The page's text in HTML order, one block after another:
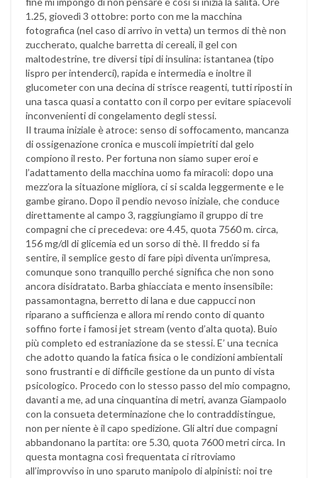
1.25, giovedì 3 ottobre: porto con me la macchina
fotografica (nel caso di arrivo in vetta) un termos di thè non
zuccherato, qualche barretta di cereali, il gel con
maltodestrine, tre diversi tipi di insulina: istantanea (tipo
lispro per intenderci), rapida e intermedia e inoltre il
glucometer con una decina di strisce reagenti, tutti riposti in
una tasca quasi a contatto con il corpo per evitare spiacevoli
inconvenienti di congelamento degli stessi.
Il trauma iniziale è atroce: senso di soffocamento, mancanza
di ossigenazione cronica e muscoli impietriti dal gelo
compiono il resto. Per fortuna non siamo super eroi e
l’adattamento della macchina uomo fa miracoli: dopo una
mezz’ora la situazione migliora, ci si scalda leggermente e le
gambe girano. Dopo il pendio nevoso iniziale, che conduce
direttamente al campo 3, raggiungiamo il gruppo di tre
compagni che ci precedeva: ore 4.45, quota 7560 m. circa,
156 mg/dl di glicemia ed un sorso di thè. Il freddo si fa
sentire, il semplice gesto di fare pipì diventa un’impresa,
comunque sono tranquillo perché significa che non sono
ancora disidratato. Barba ghiacciata e mento insensibile:
passamontagna, berretto di lana e due cappucci non
riparano a sufficienza e allora mi rendo conto di quanto
soffino forte i famosi jet stream (vento d’alta quota). Buio
più completo ed estraniazione da se stessi. E’ una tecnica
che adotto quando la fatica fisica o le condizioni ambientali
sono frustranti e di difficile gestione da un punto di vista
psicologico. Procedo con lo stesso passo del mio compagno,
davanti a me, ad una cinquantina di metri, avanza Giampaolo
con la consueta determinazione che lo contraddistingue,
non per niente è il capo spedizione. Gli altri due compagni
abbandonano la partita: ore 5.30, quota 7600 metri circa. In
questa montagna così frequentata ci ritroviamo
all’improvviso in uno sparuto manipolo di alpinisti: noi tre